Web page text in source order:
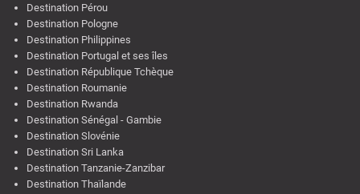
Destination Pérou
Destination Pologne
Destination Philippines
Destination Portugal et ses îles
Destination République Tchèque
Destination Roumanie
Destination Rwanda
Destination Sénégal - Gambie
Destination Slovénie
Destination Sri Lanka
Destination Tanzanie-Zanzibar
Destination Thaïlande